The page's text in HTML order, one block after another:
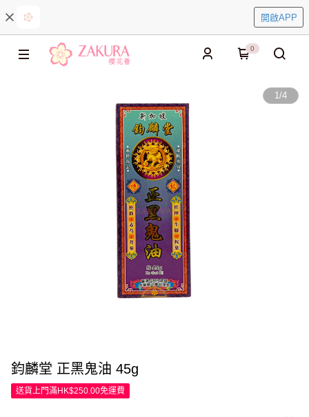
開啟APP
0
1/4
鈞麟堂 正黑鬼油 45g
送貨上門滿HK$250.00免運費